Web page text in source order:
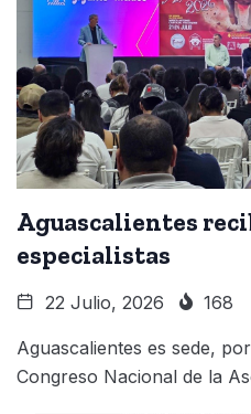
Aguascalientes
especialistas
22 Julio, 2026 168
Aguascalientes es sede,
Congreso Nacional de la